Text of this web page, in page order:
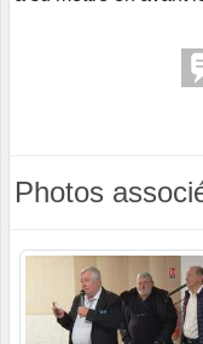
Photos